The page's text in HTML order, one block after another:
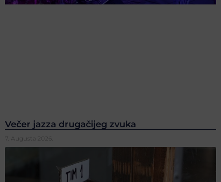
Večer jazza drugačijeg zvuka
7. Augusta 2026.